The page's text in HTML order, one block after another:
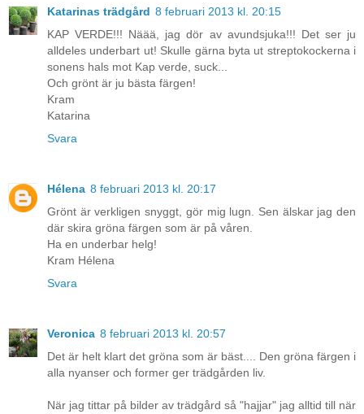
Katarinas trädgård 8 februari 2013 kl. 20:15
KAP VERDE!!! Näää, jag dör av avundsjuka!!! Det ser ju
alldeles underbart ut! Skulle gärna byta ut streptokockerna i
sonens hals mot Kap verde, suck...
Och grönt är ju bästa färgen!
Kram
Katarina
Svara
Hélena 8 februari 2013 kl. 20:17
Grönt är verkligen snyggt, gör mig lugn. Sen älskar jag den
där skira gröna färgen som är på våren.
Ha en underbar helg!
Kram Hélena
Svara
Veronica 8 februari 2013 kl. 20:57
Det är helt klart det gröna som är bäst.... Den gröna färgen i
alla nyanser och former ger trädgården liv.
När jag tittar på bilder av trädgård så "hajjar" jag alltid till när